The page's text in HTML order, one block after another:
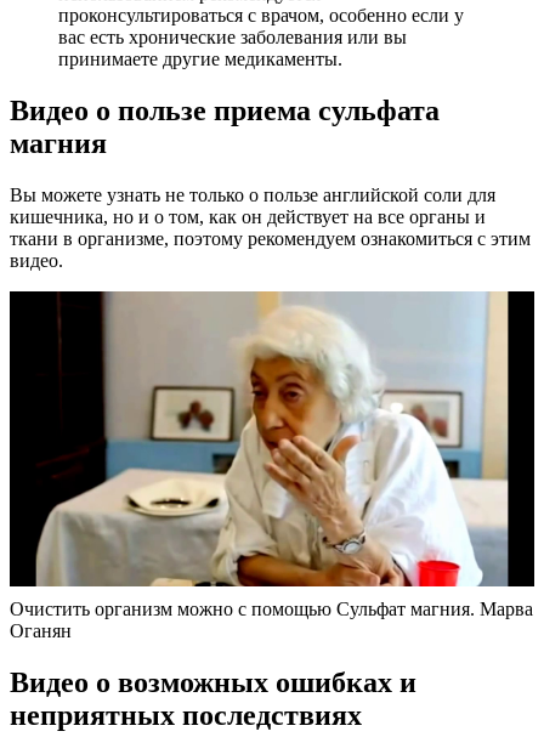
проконсультироваться с врачом, особенно если у
вас есть хронические заболевания или вы
принимаете другие медикаменты.
Видео о пользе приема сульфата
магния
Вы можете узнать не только о пользе английской соли для
кишечника, но и о том, как он действует на все органы и
ткани в организме, поэтому рекомендуем ознакомиться с этим
видео.
Очистить организм можно с помощью Сульфат магния. Марва
Оганян
Видео о возможных ошибках и
неприятных последствиях